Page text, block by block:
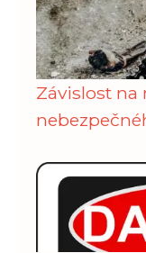
Závislost na